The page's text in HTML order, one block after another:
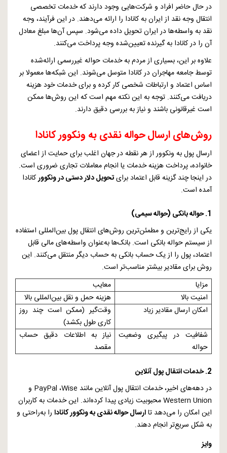
در حال حاضر افراد و شرکت‌هایی وجود دارند که خدمات تخصصی
انتقال وجه نقد از ایران به کانادا را ارائه می‌دهند. در این فرآیند، وجه
نقد به واسطه‌ها در ایران تحویل داده می‌شود. سپس آن‌ها مبلغ معادل
آن را در کانادا به گیرنده تعیین‌شده وجه پرداخت می‌کنند.
علاوه بر این، بسیاری از مردم به خدمات حواله غیررسمی ارائه‌شده
توسط جامعه مهاجران در کانادا متوسل می‌شوند. این شبکه‌ها معمولا بر
اساس اعتماد و ارتباطات شخصی کار کرده و برای خدمات خود هزینه
دریافت می‌کنند. توجه به این نکته مهم است که این روش‌ها ممکن
است غیرقانونی باشند و نیاز به بررسی دقیق دارند.
روش‌های ارسال حواله نقدی به ونکوور کانادا
ارسال پول به ونکوور از هر نقطه در جهان اغلب برای حمایت از اعضای
خانواده، پرداخت هزینه خدمات یا انجام معاملات تجاری ضروری است.
در اینجا چند گزینه قابل اعتماد برایتحویل دلار دستی در ونکوورکانادا
آمده است.
1. حواله بانکی (حواله سیمی)
یکی از رایج‌ترین و مطمئن‌ترین روش‌های انتقال پول بین‌المللی استفاده
از سیستم حواله بانکی است. بانک‌ها به‌عنوان واسطه‌های مالی قابل
اعتماد، پول را از یک حساب بانکی به حساب دیگر منتقل می‌کنند. این
روش برای مقادیر بیشتر مناسب‌تر است.
مزایا
معایب
امنیت بالا
هزینه حمل و نقل بین‌المللی بالا
امکان ارسال مقادیر زیاد
وقت‌گیر (ممکن است چند روز
کاری طول بکشد)
شفافیت در پیگیری وضعیت
حواله
نیاز به اطلاعات دقیق حساب
مقصد
2. خدمات انتقال پول آنلاین
در دهه‌های اخیر، خدمات انتقال پول آنلاین مانند Wise، PayPal و
Western Unionمحبوبیت زیادی پیدا کرده‌اند. این خدمات به کاربران
این امکان را می‌دهد تاارسال حواله نقدی به ونکوور کانادا را به‌راحتی و
به شکل سریع‌تر انجام دهند.
وایز